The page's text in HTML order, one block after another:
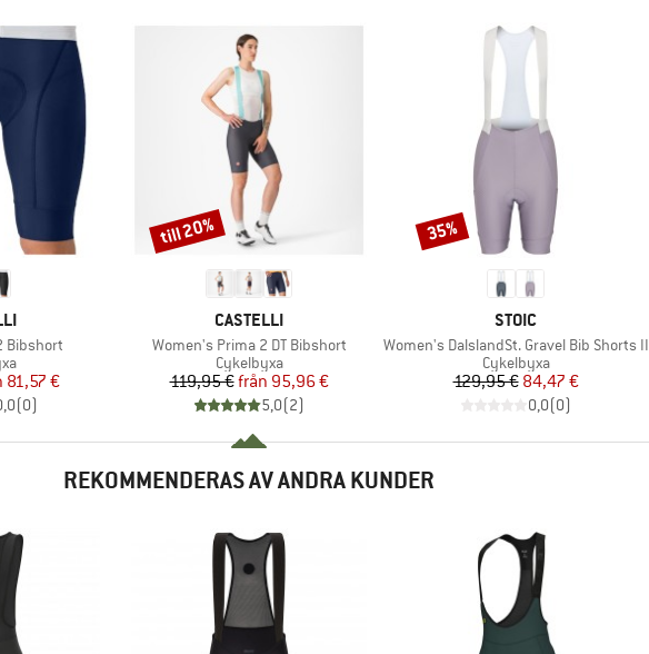
Bibshort
pris
81,57 €
(0)
VARUMÄRKE
CASTELLI
Produkter
Women's Prima 2 DT Bibshort
Produktgrupp
Cykelbyxa
Pris
119,95 € Reducerat pris
från 95,96 €
5,0(2)
Rabatt
till 20%
VARUMÄRKE
STOIC
Produkter
Women's DalslandSt. Gravel Bib Shorts II
Produktgrupp
Cykelbyxa
Pris
129,95 €Reducerat pris
84,47 €
0,0(0)
Rabatt
35%
REKOMMENDERAS AV ANDRA KUNDER